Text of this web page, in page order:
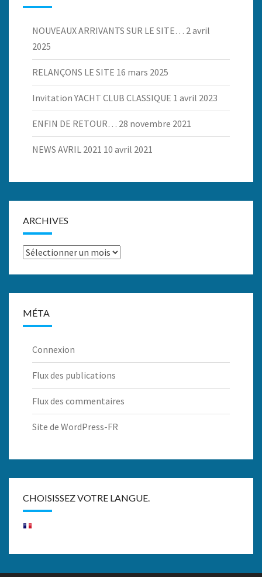
NOUVEAUX ARRIVANTS SUR LE SITE… 2 avril
2025
RELANÇONS LE SITE 16 mars 2025
Invitation YACHT CLUB CLASSIQUE 1 avril 2023
ENFIN DE RETOUR… 28 novembre 2021
NEWS AVRIL 2021 10 avril 2021
ARCHIVES
Archives
MÉTA
Connexion
Flux des publications
Flux des commentaires
Site de WordPress-FR
CHOISISSEZ VOTRE LANGUE.